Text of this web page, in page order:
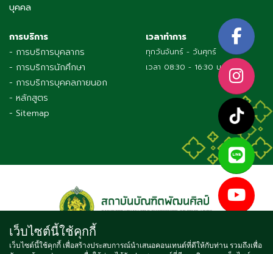
บุคคล
การบริการ
- การบริการบุคลากร
- การบริการนักศึกษา
- การบริการบุคคลภายนอก
- หลักสูตร
- Sitemap
เวลาทำการ
ทุกวันจันทร์ - วันศุกร์
เวลา 08:30 - 16:30 น.
เว็บไซต์นี้ใช้คุกกี้
เว็บไซต์นี้ใช้คุกกี้ เพื่อสร้างประสบการณ์นำเสนอคอนเทนต์ที่ดีให้กับท่าน รวมถึงเพื่อ